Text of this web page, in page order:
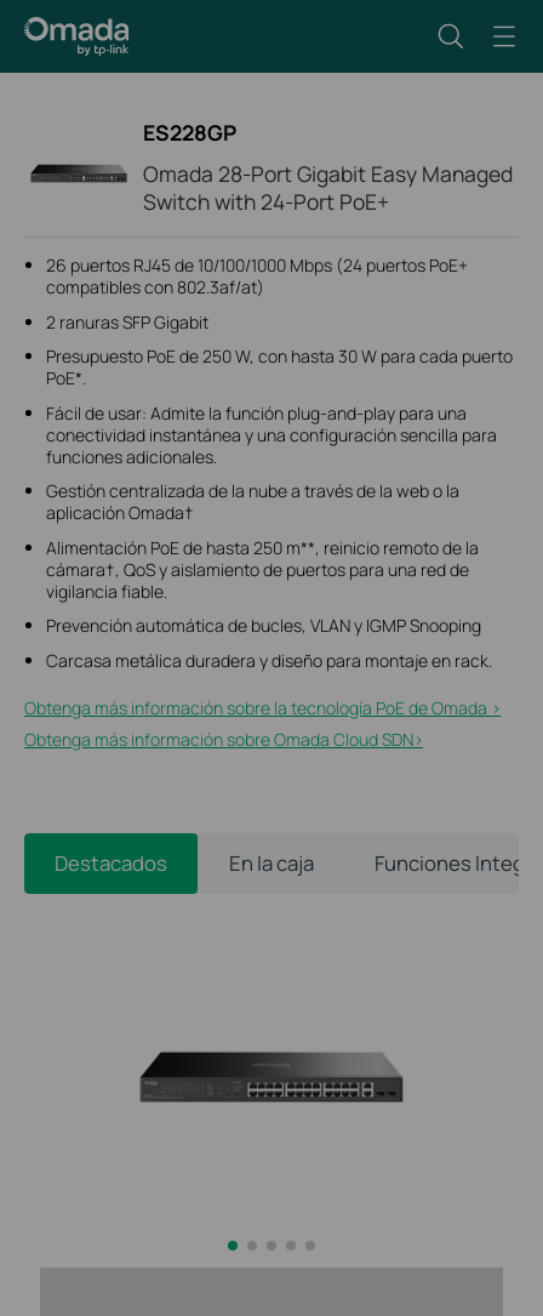
ES228GP
Omada 28-Port Gigabit Easy Managed
Switch with 24-Port PoE+
26 puertos RJ45 de 10/100/1000 Mbps (24 puertos PoE+
compatibles con 802.3af/at)
2 ranuras SFP Gigabit
Presupuesto PoE de 250 W, con hasta 30 W para cada puerto
PoE*.
Fácil de usar: Admite la función plug-and-play para una
conectividad instantánea y una configuración sencilla para
funciones adicionales.
Gestión centralizada de la nube a través de la web o la
aplicación Omada†
Alimentación PoE de hasta 250 m**, reinicio remoto de la
cámara†, QoS y aislamiento de puertos para una red de
vigilancia fiable.
Prevención automática de bucles, VLAN y IGMP Snooping
Carcasa metálica duradera y diseño para montaje en rack.
Obtenga más información sobre la tecnología PoE de Omada >
Obtenga más información sobre Omada Cloud SDN>
Destacados En la caja Funciones